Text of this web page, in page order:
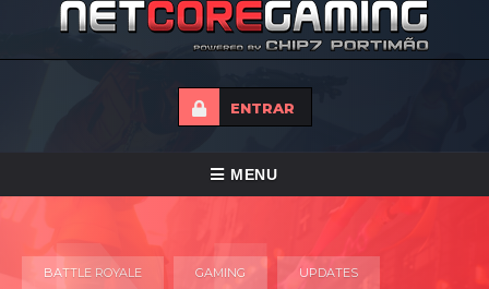
ENTRAR
ALTERNAR
MENU
TORNEIOS
BATTLE ROYALE GAMING UPDATES